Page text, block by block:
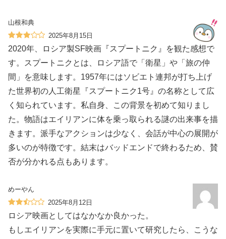
山根和典
2025年8月15日
2020年、ロシア製SF映画『スプートニク』を観た感想で
す。スプートニクとは、ロシア語で「衛星」や「旅の仲
間」を意味します。1957年にはソビエト連邦が打ち上げ
た世界初の人工衛星『スプートニク1号』の名称として広
く知られています。私自身、この背景を初めて知りまし
た。物語はエイリアンに体を乗っ取られる謎の出来事を描
きます。派手なアクションは少なく、会話が中心の展開が
多いのが特徴です。結末はバッドエンドで終わるため、賛
否が分かれる点もあります。
めーやん
2025年8月12日
ロシア映画としてはなかなか良かった。
もしエイリアンを実際に手元に置いて研究したら、こうな